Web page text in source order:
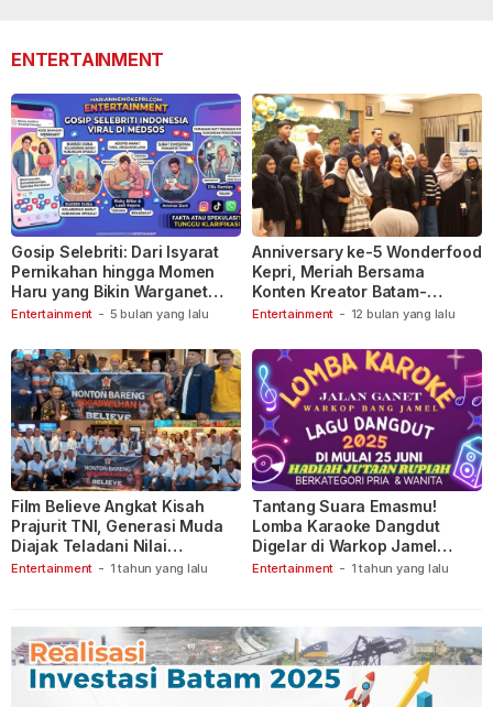
ENTERTAINMENT
Entertainment - 5 bulan yang lalu
Gosip Selebriti: Dari Isyarat
Pernikahan hingga Momen
Haru yang Bikin Warganet
Berspekulasi
Entertainment - 12 bulan yang lalu
Anniversary ke-5 Wonderfood
Kepri, Meriah Bersama
Konten Kreator Batam-
Tanjungpinang
Entertainment - 1 tahun yang lalu
Film Believe Angkat Kisah
Prajurit TNI, Generasi Muda
Diajak Teladani Nilai
Keberanian
Entertainment - 1 tahun yang lalu
Tantang Suara Emasmu!
Lomba Karaoke Dangdut
Digelar di Warkop Jamel
Ganet